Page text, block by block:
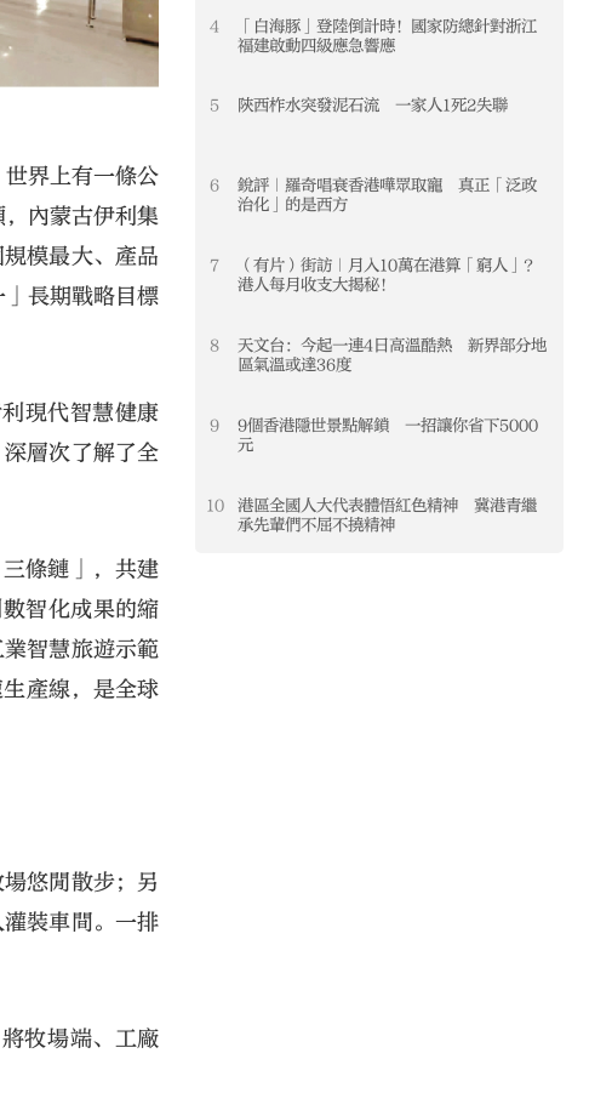
界上有一條公
內蒙古伊利集
模最大、產品
長期戰略目標
現代智慧健康
層次了解了全
條鏈」，共建
智化成果的縮
智慧旅遊示範
產線，是全球
悠閒散步；另
裝車間。一排
牧場端、工廠
4
「白海豚」登陸倒計時！國家防總針對浙江
福建啟動四級應急響應
5 陝西柞水突發泥石流 一家人1死2失聯
6
銳評｜羅奇唱衰香港嘩眾取寵 真正「泛政
治化」的是西方
7
（有片）街訪｜月入10萬在港算「窮人」？
港人每月收支大揭秘！
8
天文台：今起一連4日高溫酷熱 新界部分地
區氣溫或達36度
9
9個香港隱世景點解鎖 一招讓你省下5000
元
10
港區全國人大代表體悟紅色精神 冀港青繼
承先輩們不屈不撓精神